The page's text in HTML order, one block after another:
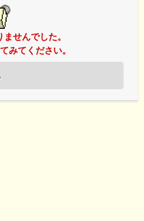
せんでした。
みてください。